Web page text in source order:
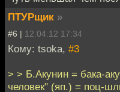
ПТУРщик »
#6 | 12.04.12 17:34
Кому: tsoka, #3
> > Б.Акунин = бака-
человек" (яп.) = поц-